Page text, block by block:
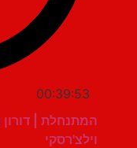
00:39:53
וילצ'רסקי